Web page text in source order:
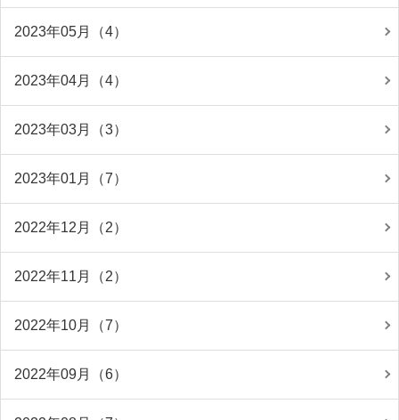
2023年05月（4）
2023年04月（4）
2023年03月（3）
2023年01月（7）
2022年12月（2）
2022年11月（2）
2022年10月（7）
2022年09月（6）